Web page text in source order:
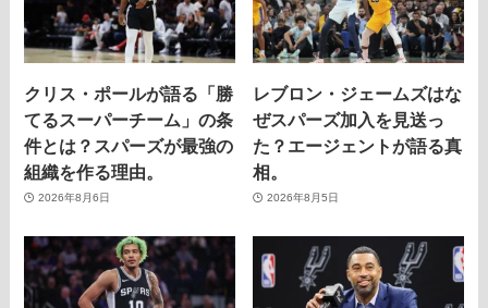
クリス・ポールが語る「勝
てるスーパーチーム」の条
件とは？スパーズが最強の
組織を作る理由。
2026年8月6日
レブロン・ジェームズはな
ぜスパーズ加入を見送っ
た？エージェントが語る真
相。
2026年8月5日